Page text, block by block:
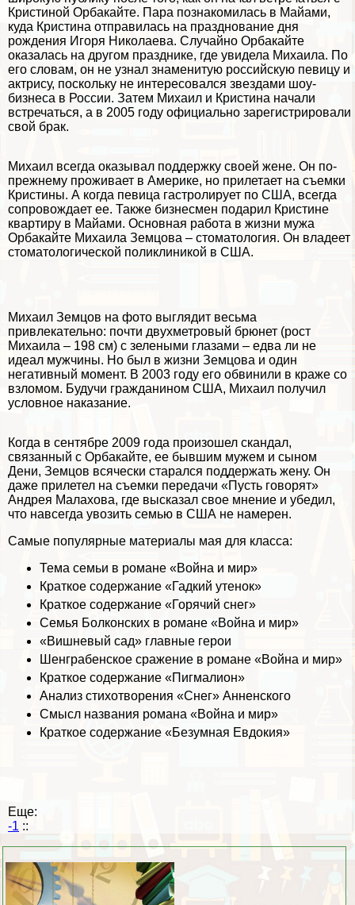
Кристиной Орбакайте. Пара познакомилась в Майами,
куда Кристина отправилась на празднование дня
рождения Игоря Николаева. Случайно Орбакайте
оказалась на другом празднике, где увидела Михаила. По
его словам, он не узнал знаменитую российскую певицу и
актрису, поскольку не интересовался звездами шоу-
бизнеса в России. Затем Михаил и Кристина начали
встречаться, а в 2005 году официально зарегистрировали
свой бpaк.
Михаил всегда оказывал поддержку своей жене. Он по-
прежнему проживает в Америке, но прилетает на съемки
Кристины. А когда певица гастролирует по США, всегда
сопровождает ее. Также бизнесмен подарил Кристине
квартиру в Майами. Основная работа в жизни мужа
Орбакайте Михаила Земцова – стоматология. Он владеет
стоматологической поликлиникой в США.
Михаил Земцов на фото выглядит весьма
привлекательно: почти двухметровый брюнет (рост
Михаила – 198 см) с зелеными глазами – едва ли не
идеал мужчины. Но был в жизни Земцова и один
негативный момент. В 2003 году его обвинили в краже со
взломом. Будучи гражданином США, Михаил получил
условное наказание.
Когда в сентябре 2009 года произошел скандал,
связанный с Орбакайте, ее бывшим мужем и сыном
Дени, Земцов всячески старался поддержать жену. Он
даже прилетел на съемки передачи «Пусть говорят»
Андрея Малахова, где высказал свое мнение и убедил,
что навсегда увозить семью в США не намерен.
Самые популярные материалы мая для класса:
Тема семьи в романе «Война и мир»
Краткое содержание «Гадкий утенок»
Краткое содержание «Горячий снег»
Семья Болконских в романе «Война и мир»
«Вишневый сад» главные герои
Шенграбенское сражение в романе «Война и мир»
Краткое содержание «Пигмалион»
Анализ стихотворения «Снег» Анненского
Смысл названия романа «Война и мир»
Краткое содержание «Безумная Евдокия»
Еще:
-1 ::